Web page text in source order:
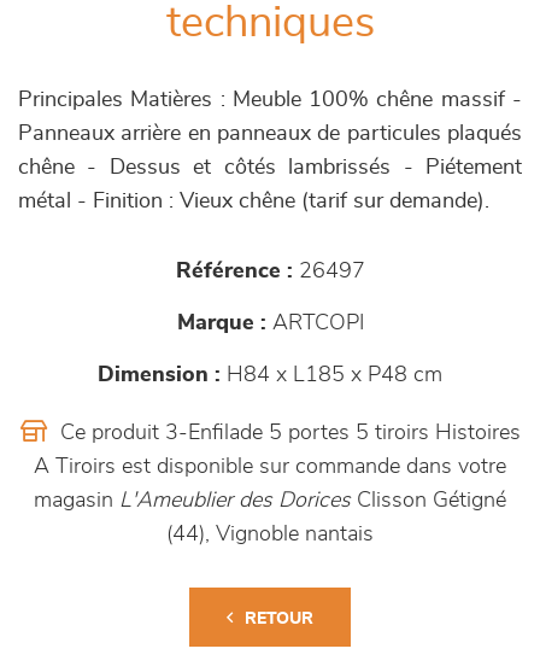
techniques
Principales Matières : Meuble 100% chêne massif -
Panneaux arrière en panneaux de particules plaqués
chêne - Dessus et côtés lambrissés - Piétement
métal - Finition : Vieux chêne (tarif sur demande).
Référence : 26497
Marque : ARTCOPI
Dimension : H84 x L185 x P48 cm
Ce produit 3-Enfilade 5 portes 5 tiroirs Histoires
A Tiroirs est disponible sur commande dans votre
magasin L'Ameublier des DoricesClisson Gétigné
(44), Vignoble nantais
RETOUR